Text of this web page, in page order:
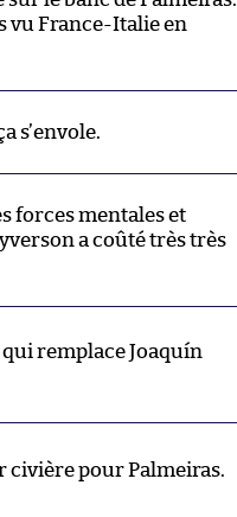
vu France-Italie en
s’envole.
forces mentales et
a coûté très très
qui remplace Joaquín
pour Palmeiras.